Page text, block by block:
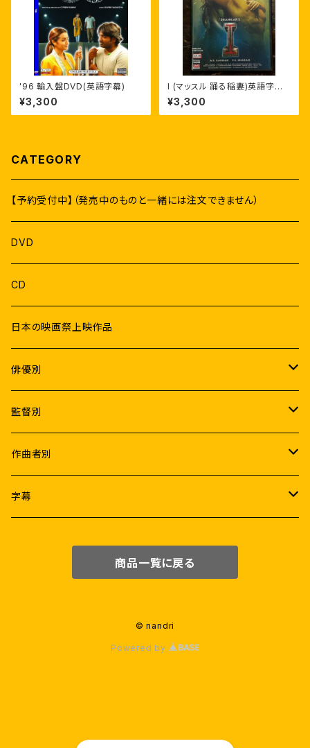
'96 輸入盤DVD(英語字幕)
¥3,300
I (マッスル 踊る稲妻)英語字幕
マレーシア盤
¥3,300
CATEGORY
【予約受付中】（発売中のものと一緒には注文できません）
DVD
CD
日本の映画祭上映作品
俳優別
Male
ラジニカーント
ヴィジャイ
Female
ラムヤ・クリシュナン
監督別
K.S.ラヴィクマール
アトリ
作曲者別
A.R.ラフマーン
サントーシュ・ナラヤナン
字幕
日本語字幕(機械翻訳)
商品一覧に戻る
© nandri
Powered by